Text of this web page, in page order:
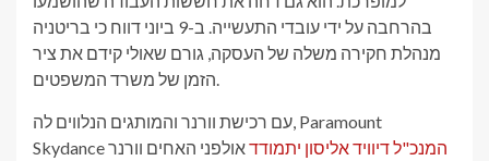
בהרחבה על ידי עובדי התעשייה. ב-9 ביוני דווח כי בריטניה
מנהלת חקירה משלה של העסקה, גורם שאולי קידם את ציר
הזמן של משרד המשפטים.
עם רכישת וורנר והמותגים הנלווים לה, Paramount
Skydance
המנכ"ל דיוויד אליסון יתמודדאולפני האחים וורנר